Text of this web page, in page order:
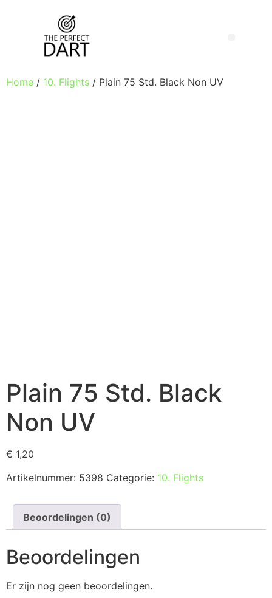
Home / 10. Flights / Plain 75 Std. Black Non UV
Plain 75 Std. Black
Non UV
€ 1,20
Artikelnummer: 5398 Categorie: 10. Flights
Beoordelingen (0)
Beoordelingen
Er zijn nog geen beoordelingen.